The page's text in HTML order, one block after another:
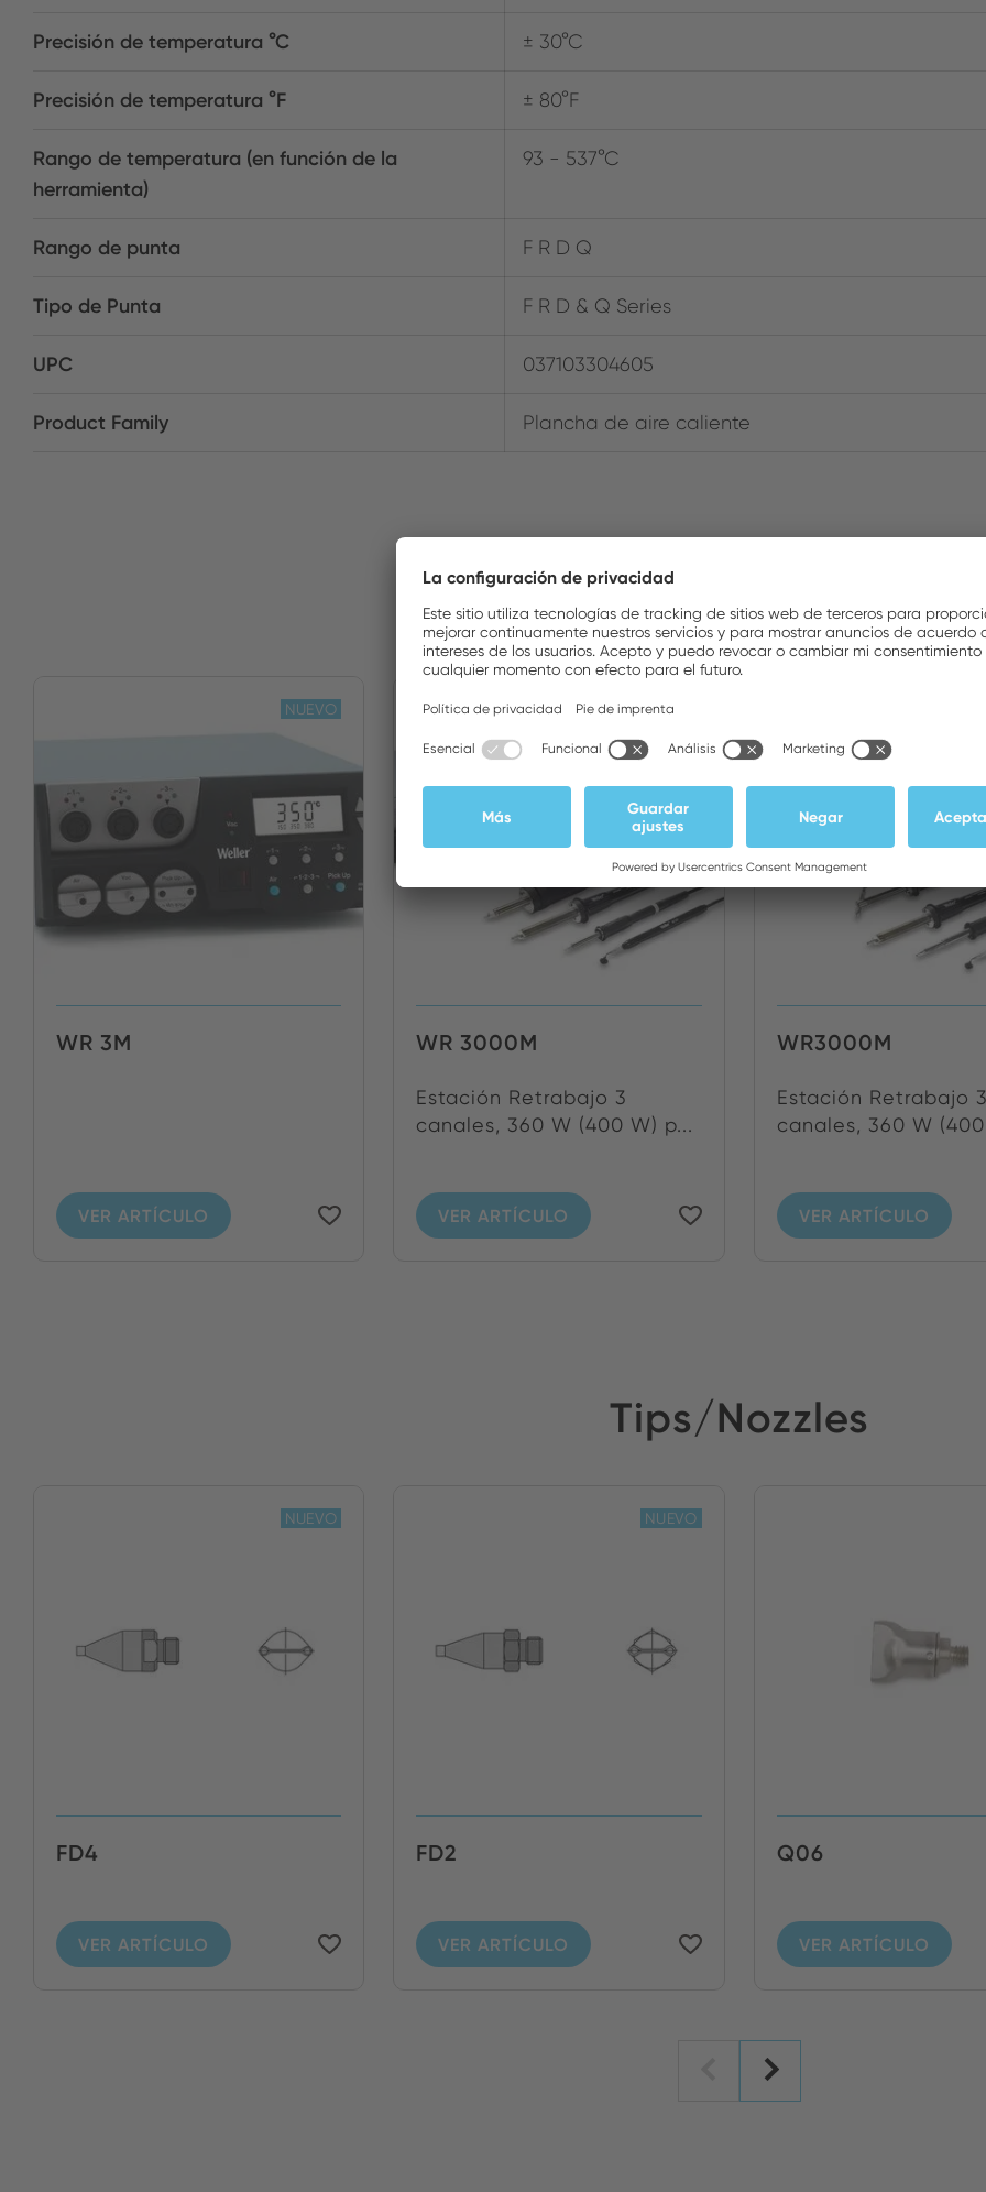
Precisión de temperatura °C ± 30°C
Precisión de temperatura °F ± 80°F
Rango de temperatura (en función de la
herramienta)
93 - 537°C
Rango de punta F R D Q
Tipo de Punta F R D & Q Series
UPC 037103304605
Product Family Plancha de aire caliente
Stations/Systems
WR 3M
VER ARTÍCULO
NUEVO
WR 3000M
Estación Retrabajo 3
canales, 360 W (400 W) p...
VER ARTÍCULO
NUEVO
WR3000M
Estación Retrabajo 3
canales, 360 W
VER ARTÍCULO
Tips/Nozzles
FD4
VER ARTÍCULO
NUEVO
FD2
VER ARTÍCULO
NUEVO
Q06
VER ARTÍCULO